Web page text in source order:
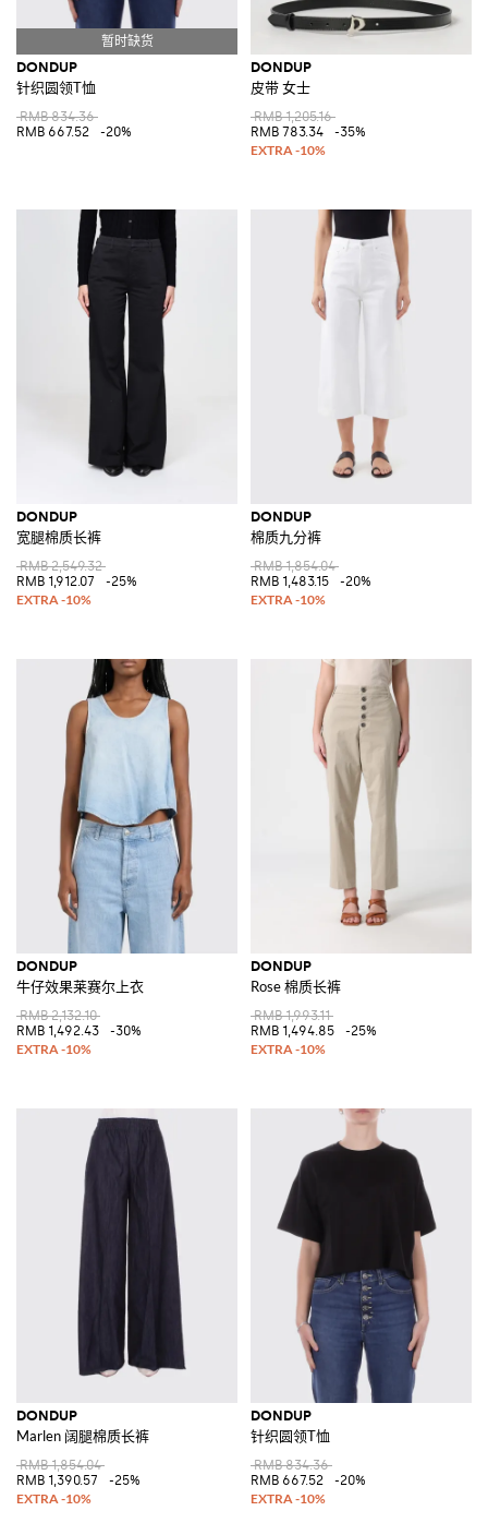
DONDUP
针织圆领T恤
RMB 834.36
RMB 667.52
-20%
DONDUP
皮带 女士
RMB 1,205.16
RMB 783.34
-35%
DONDUP
宽腿棉质长裤
RMB 2,549.32
RMB 1,912.07
-25%
DONDUP
棉质九分裤
RMB 1,854.04
RMB 1,483.15
-20%
DONDUP
牛仔效果莱赛尔上衣
RMB 2,132.10
RMB 1,492.43
-30%
DONDUP
Rose 棉质长裤
RMB 1,993.11
RMB 1,494.85
-25%
DONDUP
Marlen 阔腿棉质长裤
RMB 1,854.04
RMB 1,390.57
-25%
DONDUP
针织圆领T恤
RMB 834.36
RMB 667.52
-20%